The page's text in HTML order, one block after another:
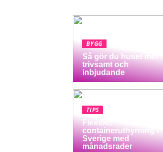
BYGG
Så gör du huset mer
trivsamt och
inbjudande
TIPS
Flexibel
containeruthyrning i
Sverige med
månadsrader